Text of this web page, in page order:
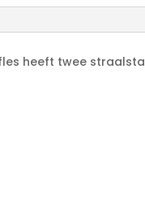
heeft twee